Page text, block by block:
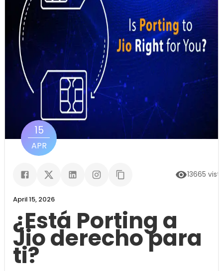
15
APR
13665
April 15, 2026
¿Está Porting a
Jio derecho para
ti?